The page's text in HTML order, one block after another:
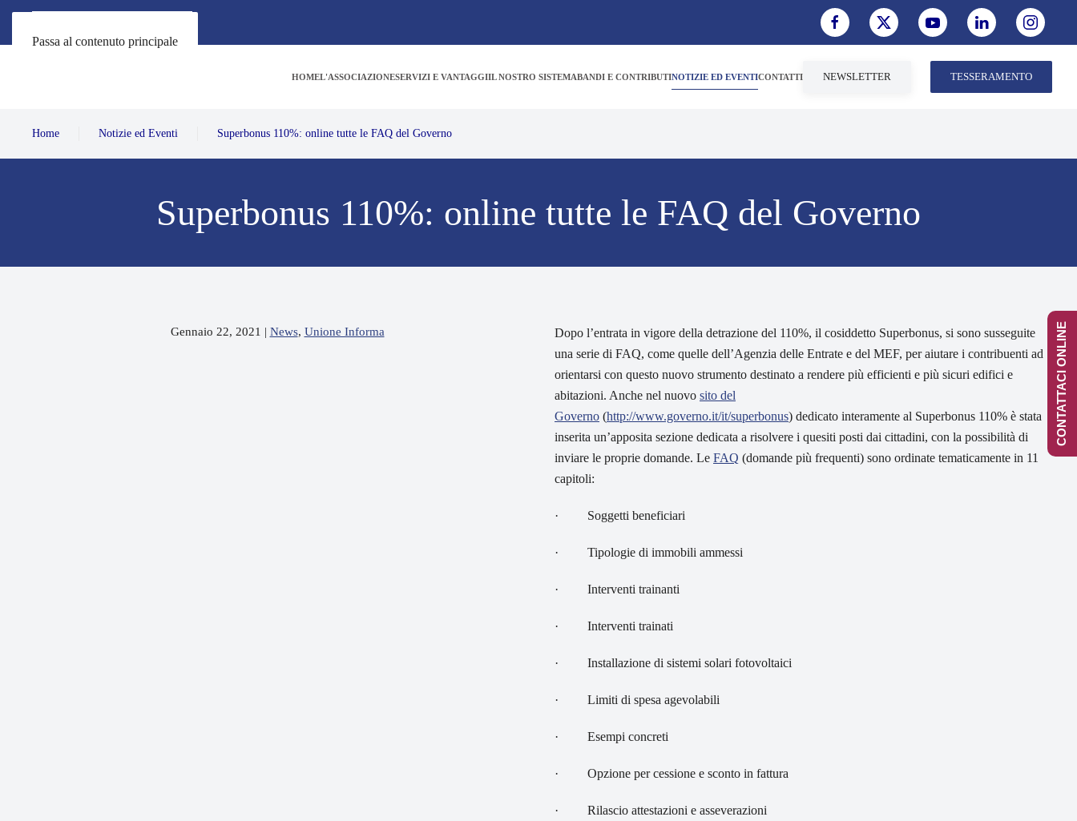
Passa al contenuto principale
HOMEL'ASSOCIAZIONESERVIZI E VANTAGGIIL NOSTRO SISTEMABANDI E CONTRIBUTINOTIZIE ED EVENTICONTATTI NEWSLETTER TESSERAMENTO
Home Notizie ed Eventi Superbonus 110%: online tutte le FAQ del Governo
Superbonus 110%: online tutte le FAQ del Governo
Gennaio 22, 2021 | News, Unione Informa
Dopo l’entrata in vigore della detrazione del 110%, il cosiddetto Superbonus, si sono susseguite
una serie di FAQ, come quelle dell’Agenzia delle Entrate e del MEF, per aiutare i contribuenti ad
orientarsi con questo nuovo strumento destinato a rendere più efficienti e più sicuri edifici e
abitazioni. Anche nel nuovo sito del
Governo (http://www.governo.it/it/superbonus) dedicato interamente al Superbonus 110% è stata
inserita un’apposita sezione dedicata a risolvere i quesiti posti dai cittadini, con la possibilità di
inviare le proprie domande. Le FAQ (domande più frequenti) sono ordinate tematicamente in 11
capitoli:
· Soggetti beneficiari
· Tipologie di immobili ammessi
· Interventi trainanti
· Interventi trainati
· Installazione di sistemi solari fotovoltaici
· Limiti di spesa agevolabili
· Esempi concreti
· Opzione per cessione e sconto in fattura
· Rilascio attestazioni e asseverazioni
CONTATTACI ONLINE